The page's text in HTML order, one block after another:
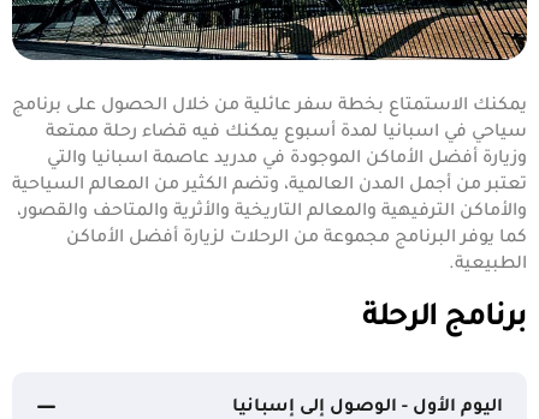
يمكنك الاستمتاع بخطة سفر عائلية من خلال الحصول على برنامج
سياحي في اسبانيا لمدة أسبوع يمكنك فيه قضاء رحلة ممتعة
وزيارة أفضل الأماكن الموجودة في مدريد عاصمة اسبانيا والتي
تعتبر من أجمل المدن العالمية، وتضم الكثير من المعالم السياحية
والأماكن الترفيهية والمعالم التاريخية والأثرية والمتاحف والقصور،
كما يوفر البرنامج مجموعة من الرحلات لزيارة أفضل الأماكن
الطبيعية.
برنامج الرحلة
اليوم الأول - الوصول إلى إسبانيا